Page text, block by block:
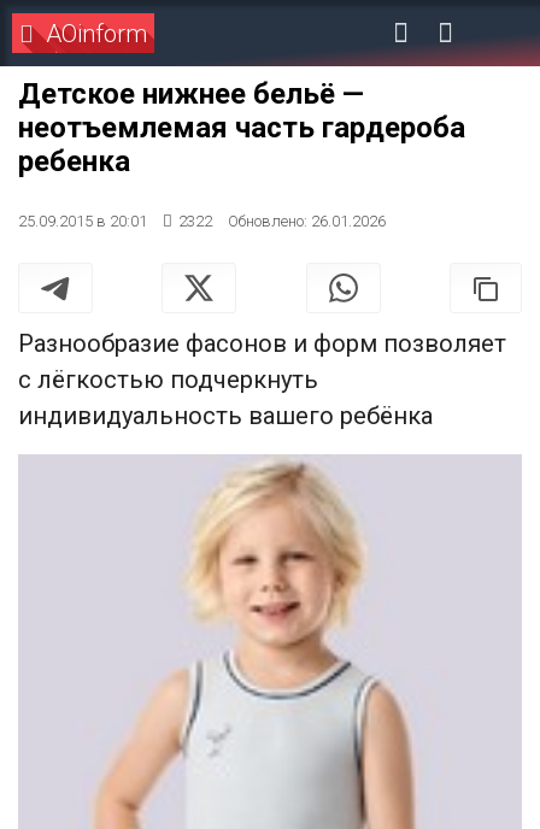
AOinform
Детское нижнее бельё —
неотъемлемая часть гардероба
ребенка
25.09.2015 в 20:01 2322 Обновлено: 26.01.2026
Разнообразие фасонов и форм позволяет
с лёгкостью подчеркнуть
индивидуальность вашего ребёнка